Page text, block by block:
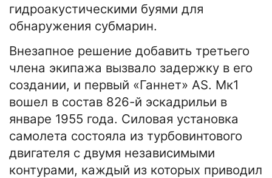
гидроакустическими буями для
обнаружения субмарин.
Внезапное решение добавить третьего
члена экипажа вызвало задержку в его
создании, и первый «Ганнет» AS. Мк1
вошел в состав 826-й эскадрильи в
январе 1955 года. Силовая установка
самолета состояла из турбовинтового
двигателя с двумя независимыми
контурами, каждый из которых приводил